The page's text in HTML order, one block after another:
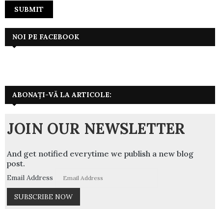
NOI PE FACEBOOK
ABONAȚI-VĂ LA ARTICOLE:
JOIN OUR NEWSLETTER
And get notified everytime we publish a new blog
post.
Email Address